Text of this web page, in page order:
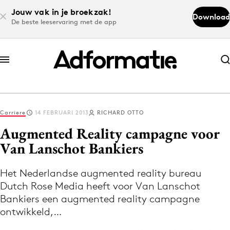
Jouw vak in je broekzak!
De beste leeservaring met de app
Download
Abonneer nu
Abonneer nu
Log in
Volg het laatste nieuws via de Adformatie
Nieuws app
Carriere 14 FEBRUARI 2013 RICHARD OTTO
Augmented Reality campagne voor
Van Lanschot Bankiers
Het Nederlandse augmented reality bureau
Dutch Rose Media heeft voor Van Lanschot
Bankiers een augmented reality campagne
ontwikkeld,…